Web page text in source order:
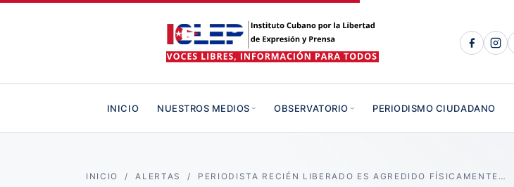
INICIO NUESTROS MEDIOS OBSERVATORIO PERIODISMO CIUDADANO
INICIO /ALERTAS / PERIODISTA RECIÉN LIBERADO ES AGREDIDO FÍSICAMENTE…